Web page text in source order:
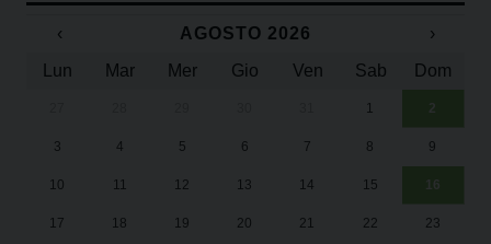
‹ AGOSTO 2026
›
Lun
Mar Mer Gio Ven Sab Dom
1 2
3 4 5 6 7 8 9
10 11 12 13 14 15 16
17 18 19 20 21 22 23